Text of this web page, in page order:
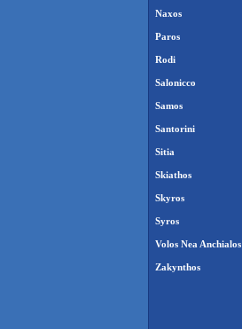
Naxos
Paros
Rodi
Salonicco
Samos
Santorini
Sitia
Skiathos
Skyros
Syros
Volos Nea Anchialos
Zakynthos